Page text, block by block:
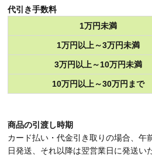
代引き手数料
1万円未満
1万円以上～3万円未満
3万円以上～10万円未満
10万円以上～30万円まで
商品の引渡し時期
カード払い・代金引き取りの場合、午
日発送、それ以降は翌営業日に発送い